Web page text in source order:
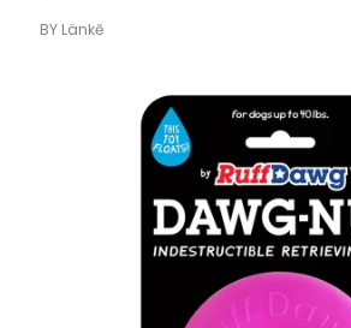
BY Länkē